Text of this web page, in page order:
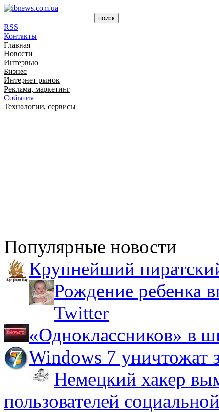
RSS
Контакты
Главная
Новости
Интервью
Бизнес
Интернет рынок
Реклама, маркетинг
События
Технологии, сервисы
Популярные новости
Крупнейший
Рождение ребенка
Twitter
«Одноклассников» в
Windows 7 уничтожат
Немецкий хакер
пользователей